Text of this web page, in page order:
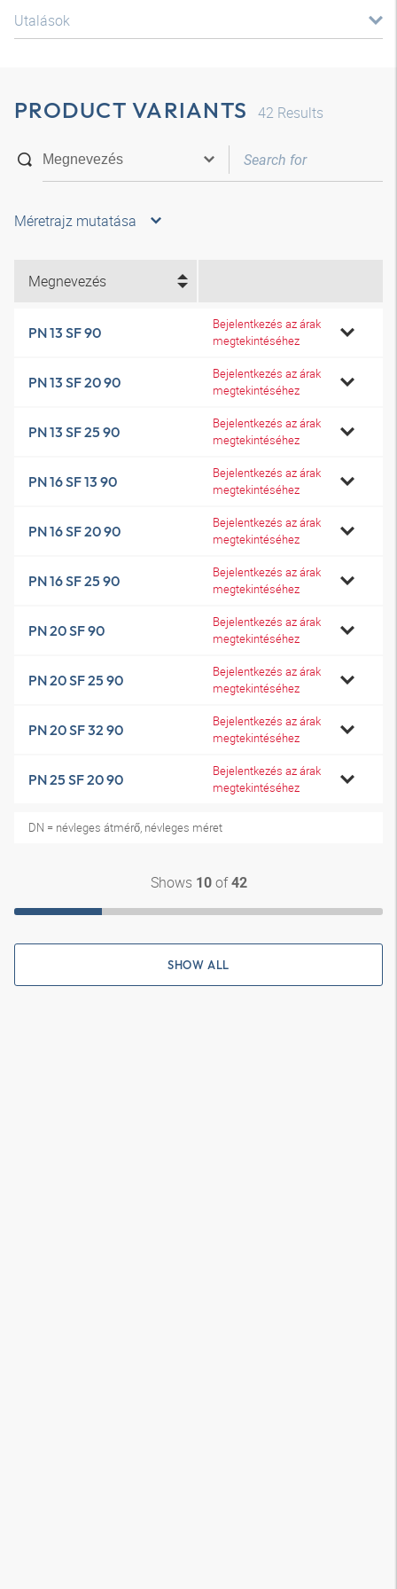
Utalások
PRODUCT VARIANTS 42 Results
Méretrajz mutatása
Megnevezés
PN 13 SF 90
Bejelentkezés az árak
megtekintéséhez
PN 13 SF 20 90
Bejelentkezés az árak
megtekintéséhez
PN 13 SF 25 90
Bejelentkezés az árak
megtekintéséhez
PN 16 SF 13 90
Bejelentkezés az árak
megtekintéséhez
PN 16 SF 20 90
Bejelentkezés az árak
megtekintéséhez
PN 16 SF 25 90
Bejelentkezés az árak
megtekintéséhez
PN 20 SF 90
Bejelentkezés az árak
megtekintéséhez
PN 20 SF 25 90
Bejelentkezés az árak
megtekintéséhez
PN 20 SF 32 90
Bejelentkezés az árak
megtekintéséhez
PN 25 SF 20 90
Bejelentkezés az árak
megtekintéséhez
DN = névleges átmérő, névleges méret
Shows 10of42
SHOW ALL